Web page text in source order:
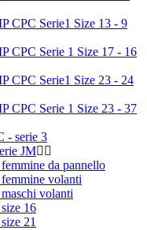
CPC Serie1 Size 13 - 9
CPC Serie 1 Size 17 - 16
CPC Serie1 Size 23 - 24
CPC Serie 1 Size 23 - 37
- serie 3
JM
da pannello
volanti
volanti
16
21